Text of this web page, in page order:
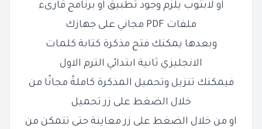
او لابتوب يلزم وجود تطبيق او برنامج قارىء
ملفات PDF مجاني على جهازك
وبعدها يمكنك فتح مذكرة كتابة كلمات
الانجليزي ثانية ابتدائي الترم الاول
فيمكنك تنزيل وتحميل المذكرة كاملةً مجانًا من
خلال الضغط على زر تحميل
او من خلال الضغط على زر معاينة حتى تتمكن من